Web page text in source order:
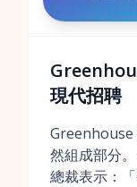
現代招聘
Greenhouse
然組成部分
總裁表示：